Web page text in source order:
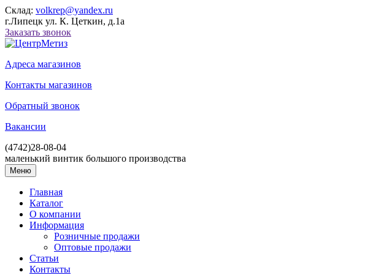
Склад: volkrep@yandex.ru
г.Липецк ул. К. Цеткин, д.1а
Заказать звонок
Адреса магазинов
Контакты магазинов
Обратный звонок
Вакансии
(4742)28-08-04
маленький винтик большого производства
Меню
Главная
Каталог
О компании
Информация
Розничные продажи
Оптовые продажи
Статьи
Контакты